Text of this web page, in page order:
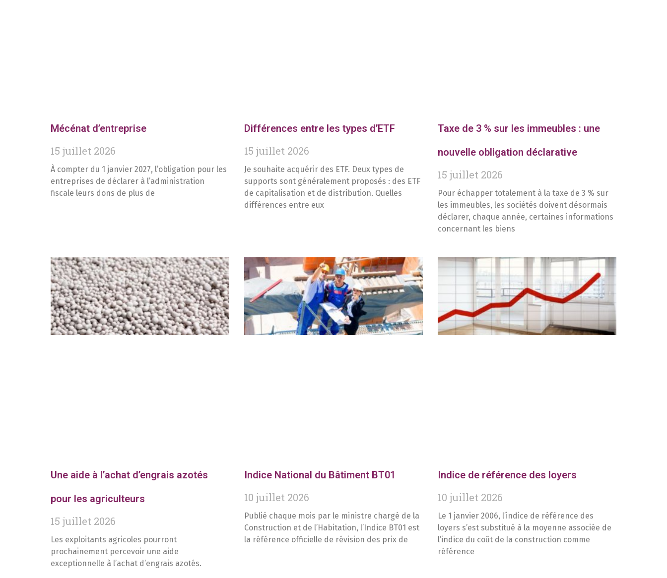
Mécénat d’entreprise
15 juillet 2026
À compter du 1 janvier 2027, l’obligation pour les
entreprises de déclarer à l’administration
fiscale leurs dons de plus de
Différences entre les types d’ETF
15 juillet 2026
Je souhaite acquérir des ETF. Deux types de
supports sont généralement proposés : des ETF
de capitalisation et de distribution. Quelles
différences entre eux
Taxe de 3 % sur les immeubles : une
nouvelle obligation déclarative
15 juillet 2026
Pour échapper totalement à la taxe de 3 % sur
les immeubles, les sociétés doivent désormais
déclarer, chaque année, certaines informations
concernant les biens
Une aide à l’achat d’engrais azotés
pour les agriculteurs
15 juillet 2026
Les exploitants agricoles pourront
prochainement percevoir une aide
exceptionnelle à l’achat d’engrais azotés.
Indice National du Bâtiment BT01
10 juillet 2026
Publié chaque mois par le ministre chargé de la
Construction et de l’Habitation, l’Indice BT01 est
la référence officielle de révision des prix de
Indice de référence des loyers
10 juillet 2026
Le 1 janvier 2006, l’indice de référence des
loyers s’est substitué à la moyenne associée de
l’indice du coût de la construction comme
référence